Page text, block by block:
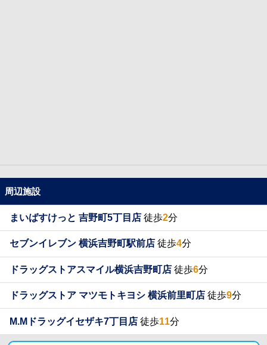
周辺施設
まいばすけっと 吉野町5丁目店 徒歩2分
セブンイレブン 横浜吉野町駅前店 徒歩4分
ドラッグストアスマイル横浜吉野町店 徒歩6分
ドラッグストア マツモトキヨシ 横浜前里町店 徒歩9分
M.Mドラッグイセザキ7丁目店 徒歩11分